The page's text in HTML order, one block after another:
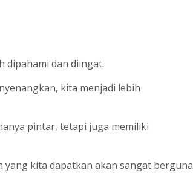
dipahami dan diingat.
kita menjadi lebih
pintar, tetapi juga memiliki
kita dapatkan akan sangat berguna